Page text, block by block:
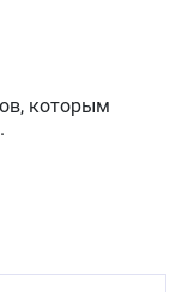
которым